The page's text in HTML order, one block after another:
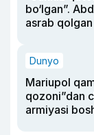
bo‘lgan”.
asrab
Dunyo
Mariupol
qozoni”dan
armiyasi